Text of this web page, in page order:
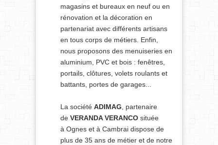
magasins et bureaux en neuf ou en
rénovation et la décoration en
partenariat avec différents artisans
en tous corps de métiers. Enfin,
nous proposons des menuiseries en
aluminium, PVC et bois : fenêtres,
portails, clôtures, volets roulants et
battants, portes de garages...
La société ADIMAG, partenaire
de VERANDA VERANCO située
à Ognes et à Cambrai dispose de
plus de 35 ans de métier et de notre